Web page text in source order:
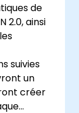
de
2.0, ainsi
suivies
un
créer